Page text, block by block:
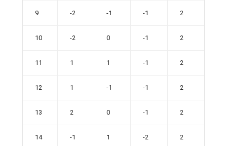
9 -2 -1 -1 2
10 -2 0 -1 2
11 1 1 -1 2
12 1 -1 -1 2
13 2 0 -1 2
14 -1 1 -2 2